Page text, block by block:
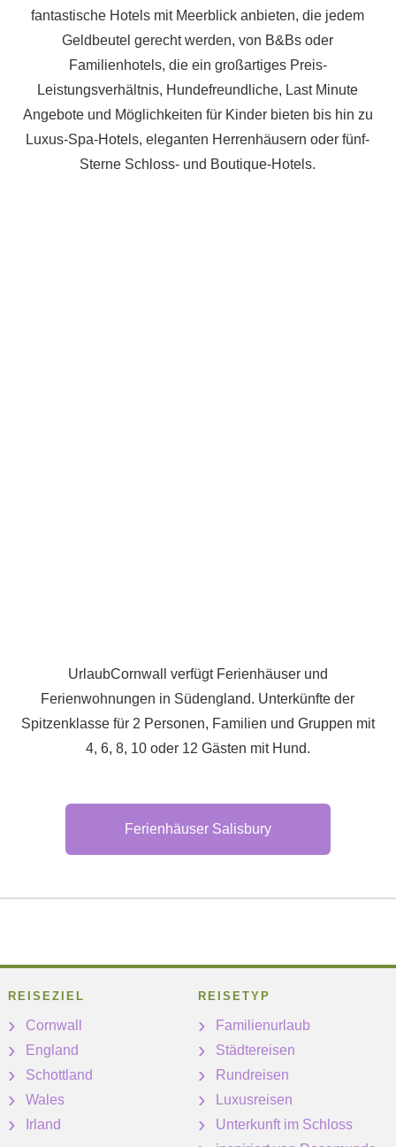
fantastische Hotels mit Meerblick anbieten, die jedem
Geldbeutel gerecht werden, von B&Bs oder
Familienhotels, die ein großartiges Preis-
Leistungsverhältnis, Hundefreundliche, Last Minute
Angebote und Möglichkeiten für Kinder bieten bis hin zu
Luxus-Spa-Hotels, eleganten Herrenhäusern oder fünf-
Sterne Schloss- und Boutique-Hotels.
UrlaubCornwall verfügt Ferienhäuser und
Ferienwohnungen in Südengland. Unterkünfte der
Spitzenklasse für 2 Personen, Familien und Gruppen mit
4, 6, 8, 10 oder 12 Gästen mit Hund.
Ferienhäuser Salisbury
REISEZIEL
Cornwall
England
Schottland
Wales
Irland
REISETYP
Familienurlaub
Städtereisen
Rundreisen
Luxusreisen
Unterkunft im Schloss